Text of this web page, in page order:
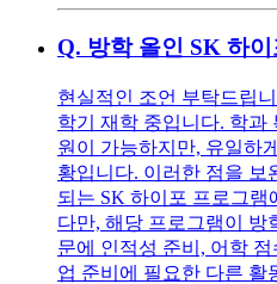
Q. 방학 올인 SK 하
현실적인 조언 부탁드립
학기 재학 중입니다. 학과
원이 가능하지만, 유일하
황입니다. 이러한 점을 보
되는 SK 하이포 프로그램
다만, 해당 프로그램이 방
문에 인적성 준비, 어학
업 준비에 필요한 다른 활